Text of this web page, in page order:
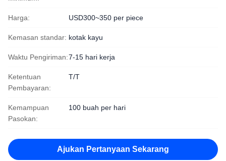
Harga: USD300~350 per piece
Kemasan standar: kotak kayu
Waktu Pengiriman:7-15 hari kerja
Ketentuan
Pembayaran:
T/T
Kemampuan
Pasokan:
100 buah per hari
Ajukan Pertanyaan Sekarang